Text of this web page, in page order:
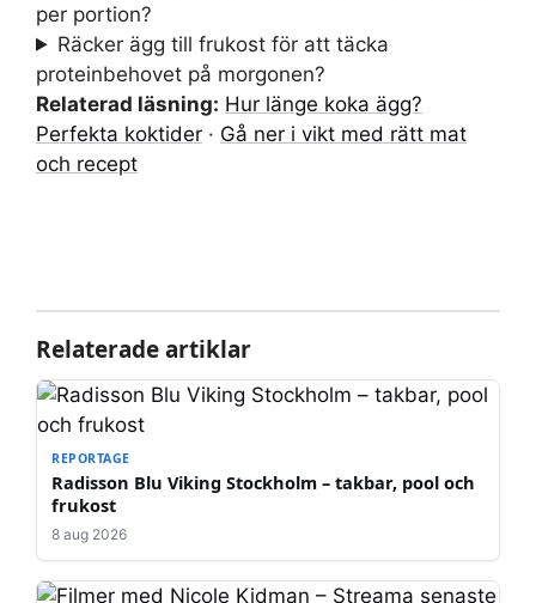
per portion?
Räcker ägg till frukost för att täcka
proteinbehovet på morgonen?
Relaterad läsning: Hur länge koka ägg?
Perfekta koktider · Gå ner i vikt med rätt mat
och recept
Relaterade artiklar
REPORTAGE
Radisson Blu Viking Stockholm – takbar, pool och
frukost
8 aug 2026